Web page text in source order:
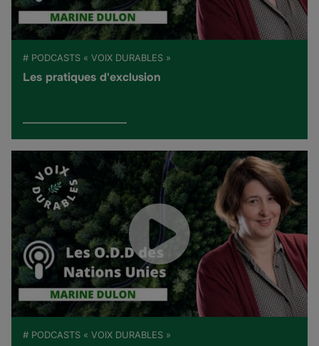
# PODCASTS « VOIX DURABLES »
Les pratiques d'exclusion
# PODCASTS « VOIX DURABLES »